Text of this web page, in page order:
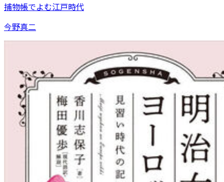
捕物帳でよむ江戸時代
今野真二